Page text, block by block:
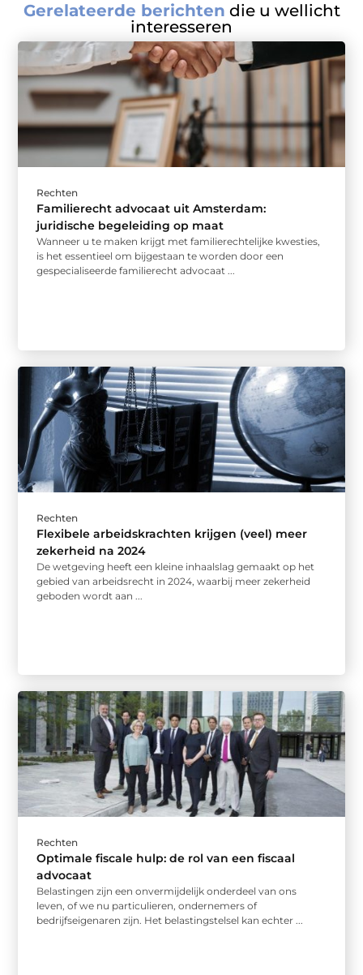
Gerelateerde berichten die u wellicht
interesseren
Rechten
Familierecht advocaat uit Amsterdam:
juridische begeleiding op maat
Wanneer u te maken krijgt met familierechtelijke kwesties,
is het essentieel om bijgestaan te worden door een
gespecialiseerde familierecht advocaat ...
Rechten
Flexibele arbeidskrachten krijgen (veel) meer
zekerheid na 2024
De wetgeving heeft een kleine inhaalslag gemaakt op het
gebied van arbeidsrecht in 2024, waarbij meer zekerheid
geboden wordt aan ...
Rechten
Optimale fiscale hulp: de rol van een fiscaal
advocaat
Belastingen zijn een onvermijdelijk onderdeel van ons
leven, of we nu particulieren, ondernemers of
bedrijfseigenaren zijn. Het belastingstelsel kan echter ...